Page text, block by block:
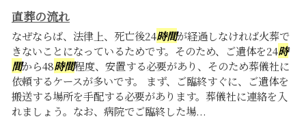
直葬の流れ
なぜならば、法律上、死亡後24時間が経過しなければ火葬で
きないことになっているためです。そのため、ご遺体を24時
間から48時間程度、安置する必要があり、そのため葬儀社に
依頼するケースが多いです。 まず、ご臨終すぐに、ご遺体を
搬送する場所を手配する必要があります。葬儀社に連絡を入
れましょう。なお、病院でご臨終した場...